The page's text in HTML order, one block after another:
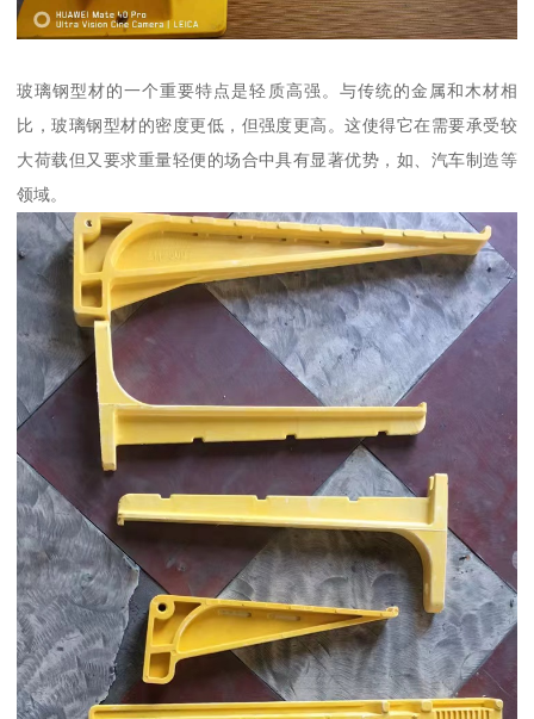
玻璃钢型材的一个重要特点是轻质高强。与传统的金属和木材相
比，玻璃钢型材的密度更低，但强度更高。这使得它在需要承受较
大荷载但又要求重量轻便的场合中具有显著优势，如、汽车制造等
领域。